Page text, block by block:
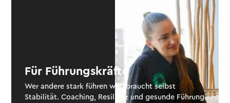
Für Führungskräfte
Wer andere stark führen will, braucht selbst
Stabilität. Coaching, Resilienz und gesunde Führung